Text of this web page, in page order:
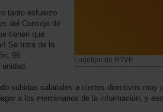
Logotipo de RTVE
tanto esfuerzo
del Consejo de
tienen que
Se trata de la
96
subidas salariales a ciertos directivos muy
a los mercenarios de la información, y